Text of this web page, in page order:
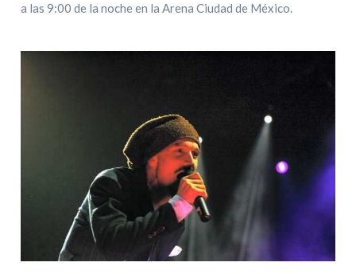
a las 9:00 de la noche en la Arena Ciudad de México.